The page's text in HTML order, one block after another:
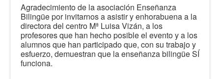
Agradecimiento de la asociación Enseñanza
Bilingüe por invitarnos a asistir y enhorabuena a la
directora del centro Mª Luisa Vizán, a los
profesores que han hecho posible el evento y a los
alumnos que han participado que, con su trabajo y
esfuerzo, demuestran que la enseñanza bilingüe SÍ
funciona.